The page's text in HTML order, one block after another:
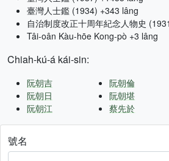
臺灣人士鑑 (1934) +343 lâng
自治制度改正十周年紀念人物史
Tâi-oân Kàu-hōe Kong-pò +3 lâng
Chiah-kú-á kái-sin:
阮朝吉
阮朝日
阮朝江
阮朝倫
阮朝堪
蔡先於
號名